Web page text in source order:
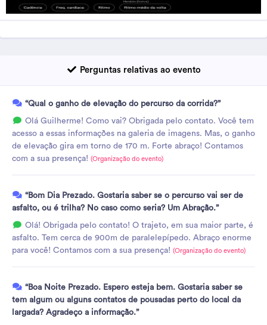
Perguntas relativas ao evento
“Qual o ganho de elevação do percurso da corrida?”
Olá Guilherme! Como vai? Obrigada pelo contato. Você tem
acesso a essas informações na galeria de imagens. Mas, o ganho
de elevação gira em torno de 170 m. Forte abraço! Contamos
com a sua presença! (Organização do evento)
“Bom Dia Prezado. Gostaria saber se o percurso vai ser de
asfalto, ou é trilha? No caso como seria? Um Abração.”
Olá! Obrigada pelo contato! O trajeto, em sua maior parte, é
asfalto. Tem cerca de 900m de paralelepípedo. Abraço enorme
para você! Contamos com a sua presença! (Organização do evento)
“Boa Noite Prezado. Espero esteja bem. Gostaria saber se
tem algum ou alguns contatos de pousadas perto do local da
largada? Agradeço a informação.”